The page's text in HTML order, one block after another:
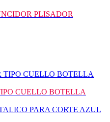
PLISADOR
CUELLO BOTELLA